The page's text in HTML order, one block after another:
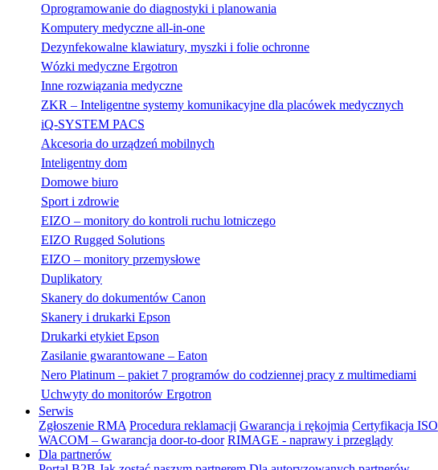
Oprogramowanie do diagnostyki i planowania
Komputery medyczne all-in-one
Dezynfekowalne klawiatury, myszki i folie ochronne
Wózki medyczne Ergotron
Inne rozwiązania medyczne
ZKR – Inteligentne systemy komunikacyjne dla placówek medycznych
iQ-SYSTEM PACS
Akcesoria do urządzeń mobilnych
Inteligentny dom
Domowe biuro
Sport i zdrowie
EIZO – monitory do kontroli ruchu lotniczego
EIZO Rugged Solutions
EIZO – monitory przemysłowe
Duplikatory
Skanery do dokumentów Canon
Skanery i drukarki Epson
Drukarki etykiet Epson
Zasilanie gwarantowane – Eaton
Nero Platinum – pakiet 7 programów do codziennej pracy z multimediami
Uchwyty do monitorów Ergotron
Serwis
Zgłoszenie RMA Procedura reklamacji Gwarancja i rękojmia Certyfikacja ISO
WACOM – Gwarancja door-to-door RIMAGE - naprawy i przeglądy
Dla partnerów